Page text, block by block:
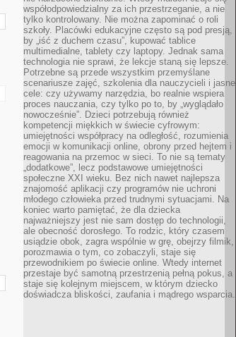
współodpowiedzialny za ich przestrzeganie, a nie
tylko kontrolowany. Nie można zapominać o roli
szkoły. Placówki edukacyjne często są pod presją,
by „iść z duchem czasu”, kupować tablice
multimedialne, tablety czy laptopy. Jednak sama
technologia nie sprawi, że lekcje staną się lepsze.
Potrzebne są przede wszystkim przemyślane
scenariusze zajęć, szkolenia dla nauczycieli i jasne
cele: czy używamy narzędzia, bo realnie wspiera
proces nauczania, czy tylko po to, by „wyglądało
nowocześnie”. Dzieci potrzebują również
kompetencji miękkich w świecie cyfrowym:
umiejętności współpracy na odległość, rozumienia
emocji w komunikacji online, obrony przed hejtem i
reagowania na przemoc w sieci. To nie są tematy
„dodatkowe”, lecz podstawowe umiejętności
społeczne XXI wieku. Bez nich nawet najlepsza
znajomość aplikacji czy programów nie uchroni
młodego człowieka przed trudnymi sytuacjami. Na
koniec warto pamiętać, że dla dziecka
najważniejszy jest nie sam dostęp do technologii,
ale obecność dorosłego. To rodzic, który czasem
usiądzie obok, zagra wspólnie w grę, obejrzy filmik,
porozmawia o tym, co zobaczyli, staje się
przewodnikiem po świecie online. Wtedy internet
przestaje być samotną przestrzenią pełną pokus, a
staje się kolejnym miejscem, w którym dziecko
doświadcza bliskości, zaufania i mądrego wsparcia.